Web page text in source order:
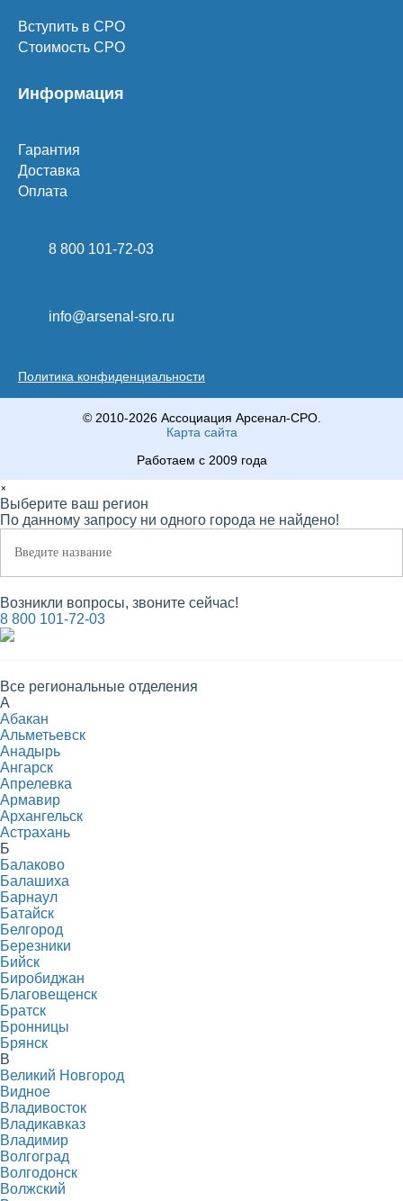
Политика конфиденциальности
Вступить в СРО
Стоимость СРО
Информация
Гарантия
Доставка
Оплата
8 800 101-72-03
info@arsenal-sro.ru
© 2010-2026 Ассоциация Арсенал-СРО.
Карта сайта
Работаем с 2009 года
×
Выберите ваш регион
По данному запросу ни одного города не найдено!
Возникли вопросы, звоните сейчас!
8 800 101-72-03
Все региональные отделения
А
Абакан
Альметьевск
Анадырь
Ангарск
Апрелевка
Армавир
Архангельск
Астрахань
Б
Балаково
Балашиха
Барнаул
Батайск
Белгород
Березники
Бийск
Биробиджан
Благовещенск
Братск
Бронницы
Брянск
В
Великий Новгород
Видное
Владивосток
Владикавказ
Владимир
Волгоград
Волгодонск
Волжский